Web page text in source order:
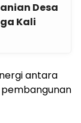
Desa
Kali
antara